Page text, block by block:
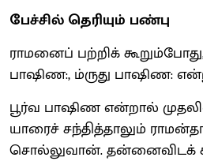
பேச்சில் தெரியும் பண்பு
ராமனைப் பற்றிக்
பாஷிண:, ம்ருது பாஷிண:
பூர்வ பாஷிண என்றால்
யாரைச் சந்தித்தாலும்
சொல்லுவான். தன்னைவிடக்